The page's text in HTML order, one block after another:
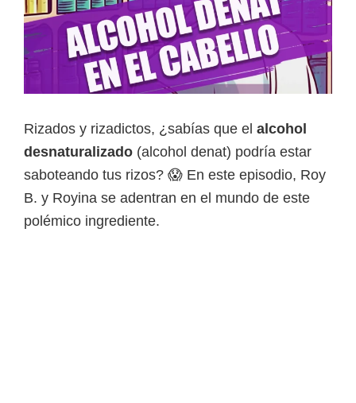
Rizados y rizadictos, ¿sabías que el alcohol
desnaturalizado (alcohol denat) podría estar
saboteando tus rizos? 😱 En este episodio, Roy
B. y Royina se adentran en el mundo de este
polémico ingrediente.